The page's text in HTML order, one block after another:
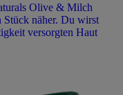
Olive & Milch
Stück näher. Du wirst
versorgten Haut